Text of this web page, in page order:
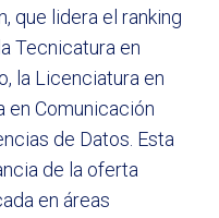
que lidera el ranking
Tecnicatura en
la Licenciatura en
en Comunicación
de Datos. Esta
de la oferta
en áreas